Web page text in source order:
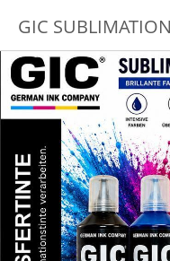
GIC